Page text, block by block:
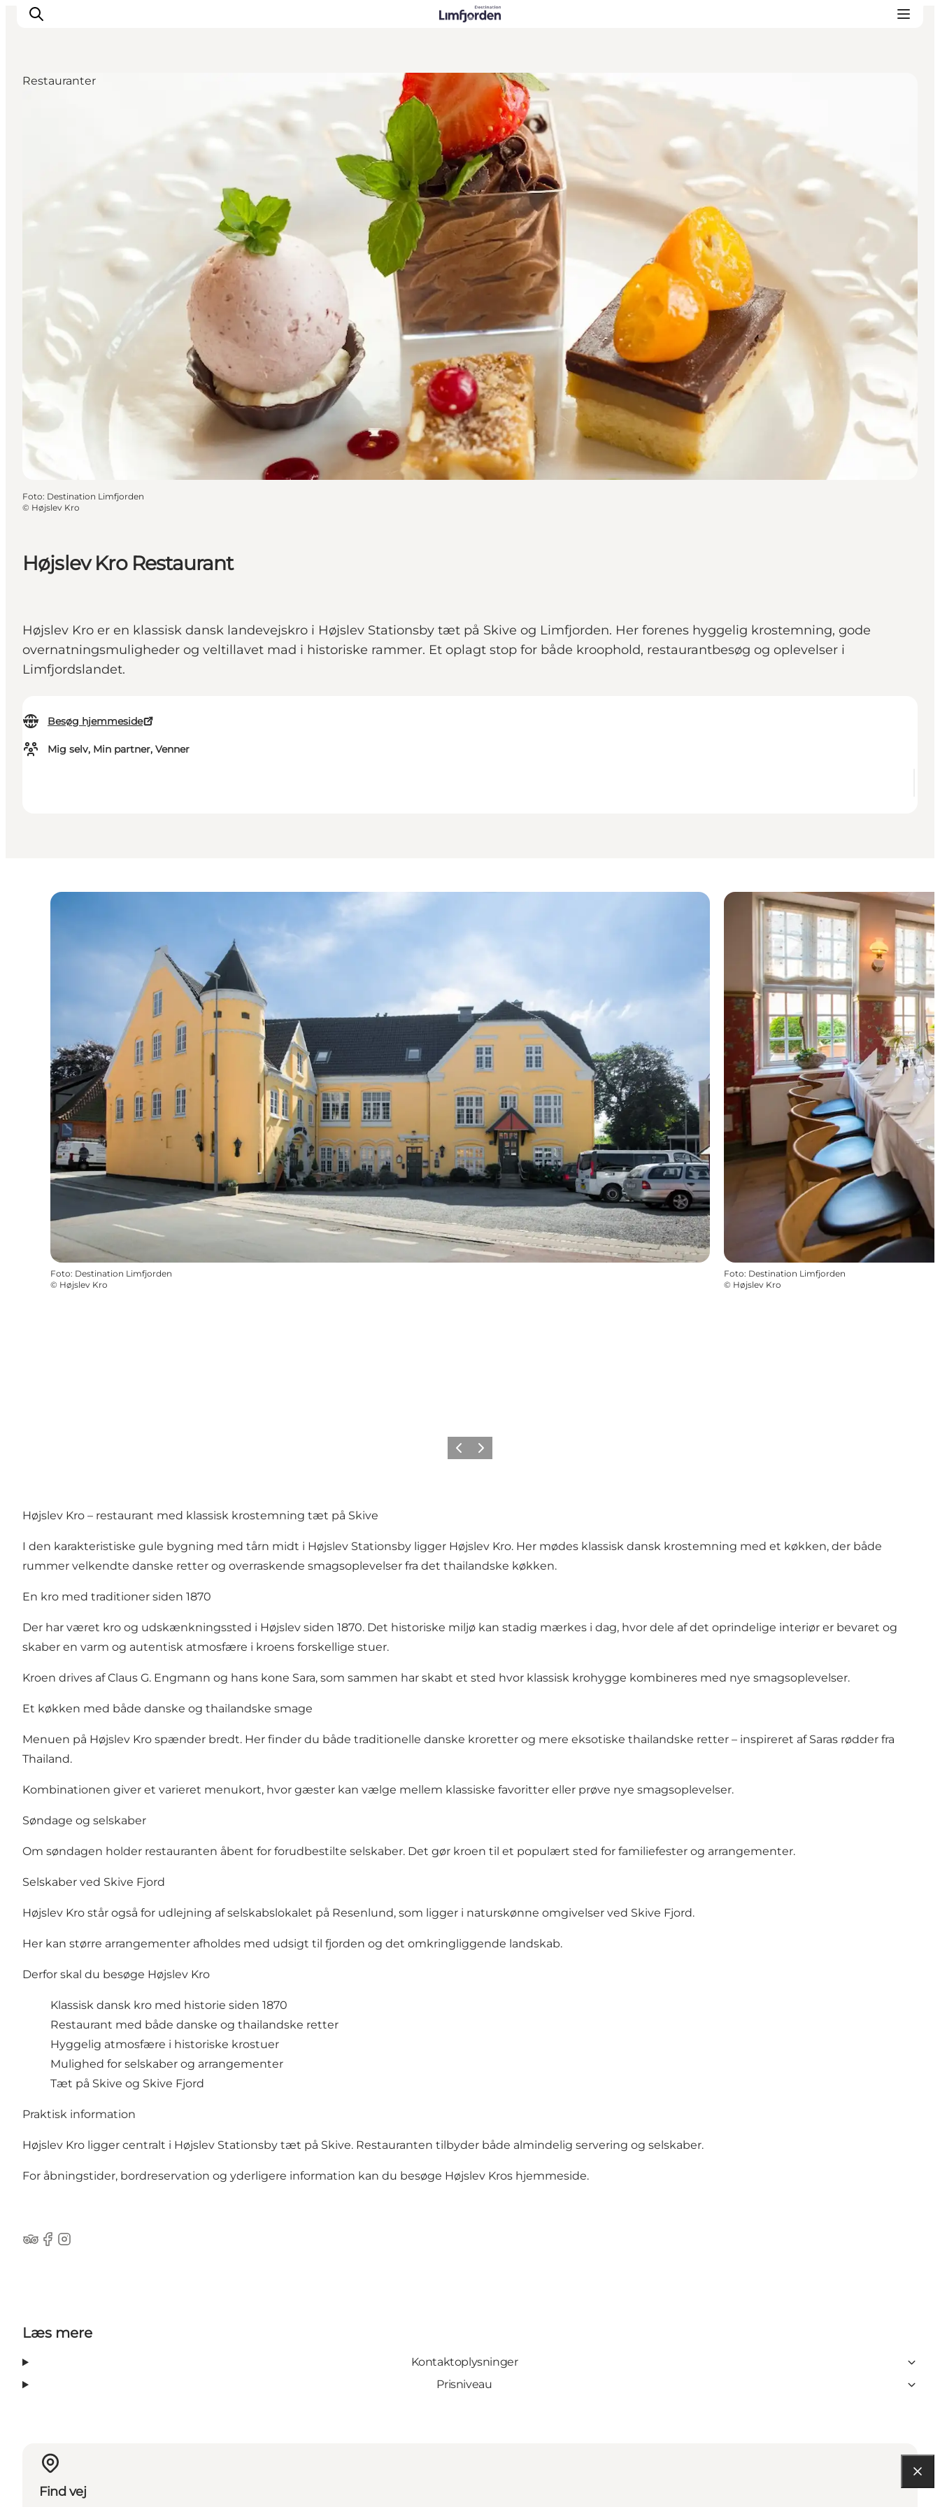
Højslev Kro Restaurant
Højslev Kro er en klassisk dansk landevejskro i Højslev Stationsby tæt på Skive og Limfjorden. Her forenes hyggelig krostemning, gode
overnatningsmuligheder og veltillavet mad i historiske rammer. Et oplagt stop for både kroophold, restaurantbesøg og oplevelser i
Limfjordslandet.
Besøg hjemmeside
Mig selv, Min partner, Venner
Restauranter
Foto: Destination Limfjorden
© Højslev Kro
Foto: Destination Limfjorden
© Højslev Kro
Foto: Destination Limfjorden
© Højslev Kro
Forrige billede
Næste billede
Højslev Kro – restaurant med klassisk krostemning tæt på Skive
I den karakteristiske gule bygning med tårn midt i Højslev Stationsby ligger Højslev Kro. Her mødes klassisk dansk krostemning med et køkken, der både
rummer velkendte danske retter og overraskende smagsoplevelser fra det thailandske køkken.
En kro med traditioner siden 1870
Der har været kro og udskænkningssted i Højslev siden 1870. Det historiske miljø kan stadig mærkes i dag, hvor dele af det oprindelige interiør er bevaret og
skaber en varm og autentisk atmosfære i kroens forskellige stuer.
Kroen drives af Claus G. Engmann og hans kone Sara, som sammen har skabt et sted hvor klassisk krohygge kombineres med nye smagsoplevelser.
Et køkken med både danske og thailandske smage
Menuen på Højslev Kro spænder bredt. Her finder du både traditionelle danske kroretter og mere eksotiske thailandske retter – inspireret af Saras rødder fra
Thailand.
Kombinationen giver et varieret menukort, hvor gæster kan vælge mellem klassiske favoritter eller prøve nye smagsoplevelser.
Søndage og selskaber
Om søndagen holder restauranten åbent for forudbestilte selskaber. Det gør kroen til et populært sted for familiefester og arrangementer.
Selskaber ved Skive Fjord
Højslev Kro står også for udlejning af selskabslokalet på Resenlund, som ligger i naturskønne omgivelser ved Skive Fjord.
Her kan større arrangementer afholdes med udsigt til fjorden og det omkringliggende landskab.
Derfor skal du besøge Højslev Kro
Klassisk dansk kro med historie siden 1870
Restaurant med både danske og thailandske retter
Hyggelig atmosfære i historiske krostuer
Mulighed for selskaber og arrangementer
Tæt på Skive og Skive Fjord
Praktisk information
Højslev Kro ligger centralt i Højslev Stationsby tæt på Skive. Restauranten tilbyder både almindelig servering og selskaber.
For åbningstider, bordreservation og yderligere information kan du besøge Højslev Kros hjemmeside.
Tripadvisor
Facebook
Instagram
Læs mere
Kontaktoplysninger
Prisniveau
Find vej